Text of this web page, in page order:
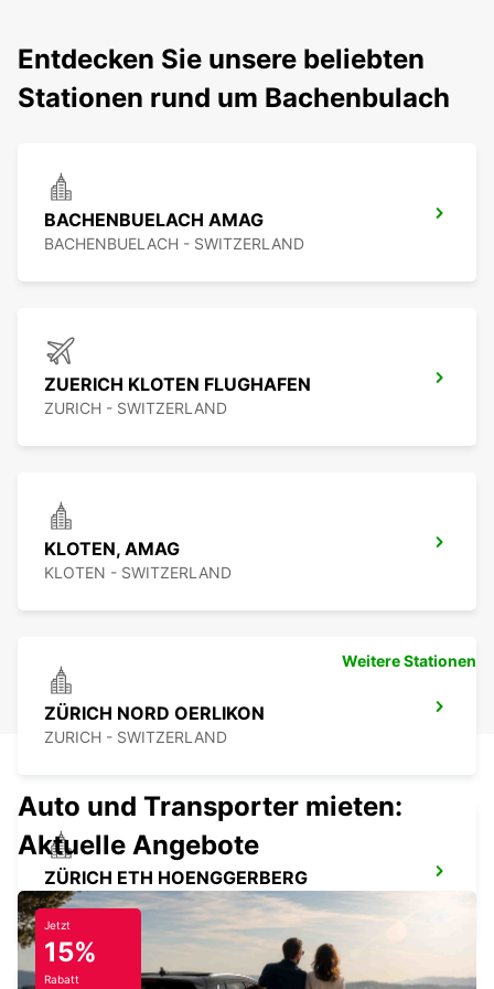
Entdecken Sie unsere beliebten
Stationen rund um Bachenbulach
BACHENBUELACH AMAG
BACHENBUELACH - SWITZERLAND
ZUERICH KLOTEN FLUGHAFEN
ZURICH - SWITZERLAND
KLOTEN, AMAG
KLOTEN - SWITZERLAND
ZÜRICH NORD OERLIKON
ZURICH - SWITZERLAND
ZÜRICH ETH HOENGGERBERG
ZURICH - SWITZERLAND
Weitere Stationen
Auto und Transporter mieten:
Aktuelle Angebote
Jetzt
15%
Rabatt